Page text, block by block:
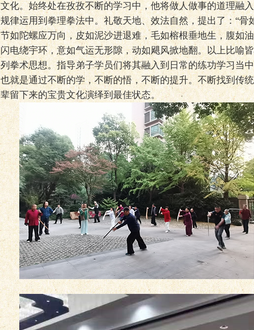
文化。始终处在孜孜不断的学习中，他将做人做事的道理融
规律运用到拳理拳法中。礼敬天地、效法自然，提出了：“骨
节如陀螺应万向，皮如泥沙进退难，毛如榕根垂地生，腹如
闪电绕宇环，意如气运无形隙，动如飓风掀地翻。以上比喻
列拳术思想。指导弟子学员们将其融入到日常的练功学习当
也就是通过不断的学，不断的悟，不断的提升。不断找到传
辈留下来的宝贵文化演绎到最佳状态。